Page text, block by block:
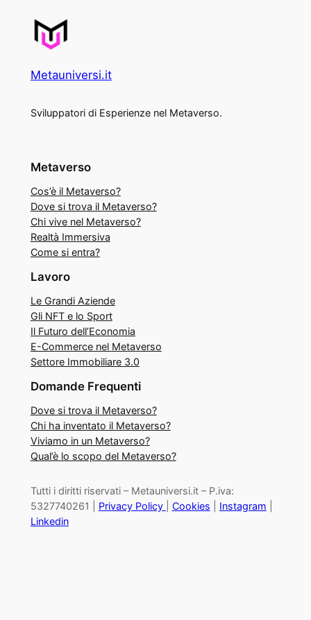
Metauniversi.it
Sviluppatori di Esperienze nel Metaverso.
Metaverso
Cos’è il Metaverso?
Dove si trova il Metaverso?
Chi vive nel Metaverso?
Realtà Immersiva
Come si entra?
Lavoro
Le Grandi Aziende
Gli NFT e lo Sport
Il Futuro dell’Economia
E-Commerce nel Metaverso
Settore Immobiliare 3.0
Domande Frequenti
Dove si trova il Metaverso?
Chi ha inventato il Metaverso?
Viviamo in un Metaverso?
Qual’è lo scopo del Metaverso?
Tutti i diritti riservati – Metauniversi.it – P.iva:
5327740261 | Privacy Policy Cookies Instagram
Linkedin